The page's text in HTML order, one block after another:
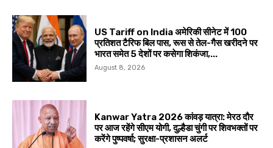
US Tariff on India अमेरिकी सीनेट में 100
प्रतिशत टैरिफ बिल पास, रूस से तेल-गैस खरीदने पर
भारत समेत 5 देशों पर कसेगा शिकंजा,...
August 8, 2026
Kanwar Yatra 2026 कांवड़ यात्रा: मेरठ दौर
पर आज रहेंगे सीएम योगी, दुल्हैडा चुंगी पर शिवभक्तों पर
करेंगे पुष्पवर्षा; सुरक्षा-प्रशासन अलर्ट